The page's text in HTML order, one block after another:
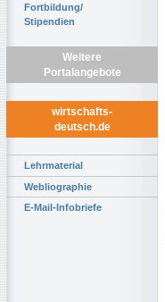
Fortbildung/
Stipendien
Weitere
Portalangebote
wirtschafts-
deutsch.de
Lehrmaterial
Webliographie
E-Mail-Infobriefe